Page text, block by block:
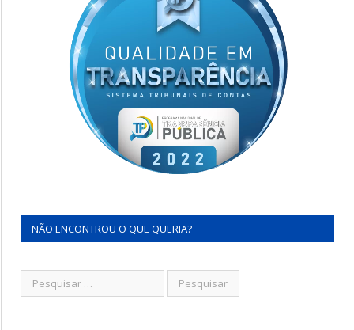
NÃO ENCONTROU O QUE QUERIA?